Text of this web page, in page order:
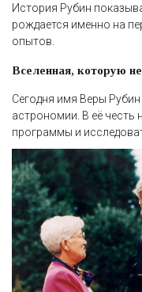
История Рубин
рождается именно на
опытов.
Вселенная, которую
Сегодня имя Веры
астрономии. В её честь
программы и